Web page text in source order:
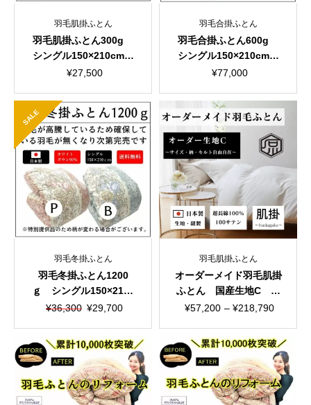
羽毛肌掛ふとん
羽毛肌掛ふとん300g
シングル150×210cm
超長綿100％ 60サテ
¥27,500
羽毛合掛ふとん
羽毛合掛ふとん600g
シングル150×210cm
超長綿100％ 80サテ
¥77,000
羽毛冬掛ふとん
羽毛冬掛ふとん1200
ｇ シングル150×210c
m 軽量生地
¥36,300 元
価
格
は
¥36,300
¥29,700
現
の
価
格
は
SALE
羽毛肌掛ふとん
オーダーメイド羽毛肌掛
ふとん 国産生地C 選
べる4パターン
¥57,200 – ¥218,790
価
帯:
¥57,200
–
¥218,790